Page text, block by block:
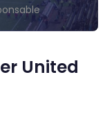
United